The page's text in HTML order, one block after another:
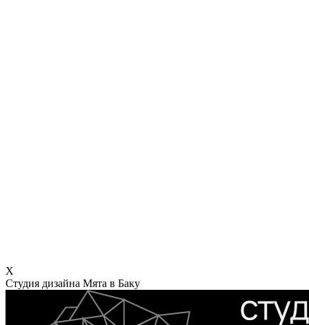
X
Студия дизайна Мята в Баку